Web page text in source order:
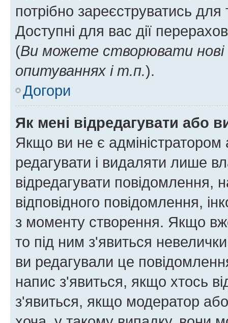
потрібно зареєструватись
Доступні для вас дії
(Ви можете створювати
опитуваннях і т.п.).
Догори
Як мені відредагувати або
Якщо ви не є
редагувати і видаляти лише
відредагувати повідомлення,
відповідного повідомлення,
з моменту створення. Якщо
то під ним з'явиться
ви редагували це
напис з'явиться, якщо хтось
з'явиться, якщо модератор